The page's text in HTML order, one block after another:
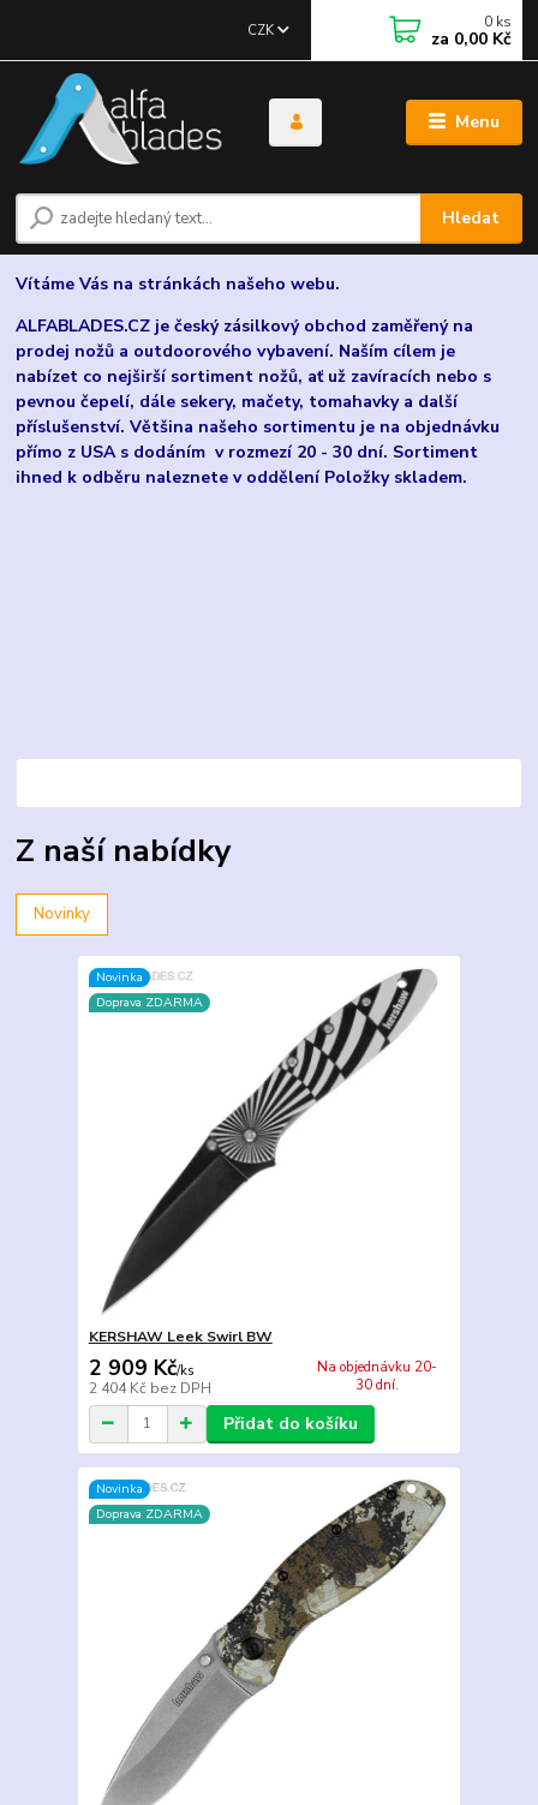
Menu
CZK
Hledat
0 ks
za 0,00 Kč
Vítáme Vás na stránkách našeho webu.
ALFABLADES.CZ je český zásilkový obchod zaměřený na
prodej nožů a outdoorového vybavení. Naším cílem je
nabízet co nejširší sortiment nožů, ať už zavíracích nebo s
pevnou čepelí, dále sekery, mačety, tomahavky a další
příslušenství. Většina našeho sortimentu je na objednávku
přímo z USA s dodáním v rozmezí 20 - 30 dní. Sortiment
ihned k odběru naleznete v oddělení Položky skladem.
Z naší nabídky
Novinky
Novinka
Doprava ZDARMA
KERSHAW Leek Swirl BW
2 909 Kč/ks
2 404 Kč bez DPH
Na objednávku 20-
30 dní.
Přidat do košíku
Novinka
Doprava ZDARMA